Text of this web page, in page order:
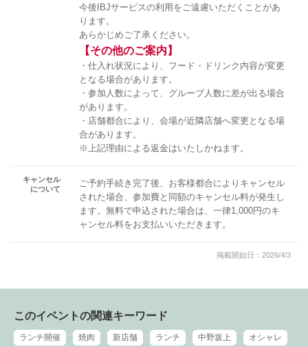
今後IBJサービスの利用をご遠慮いただくことがあ
ります。
あらかじめご了承ください。
【その他のご案内】
・仕入れ状況により、フード・ドリンク内容が変更
となる場合があります。
・参加人数によって、グループ人数に差が出る場合
があります。
・店舗都合により、会場が近隣店舗へ変更となる場
合があります。
※上記理由による返金はいたしかねます。
キャンセル
について
ご予約手続き完了後、お客様都合によりキャンセル
された場合、参加費と同額のキャンセル料が発生し
ます。無料で申込された場合は、一律1,000円のキ
ャンセル料をお支払いいただきます。
掲載開始日：2026/4/3
このイベントの関連キーワード
ランチ開催 焼肉 新店舗 ランチ 中野坂上 オシャレ